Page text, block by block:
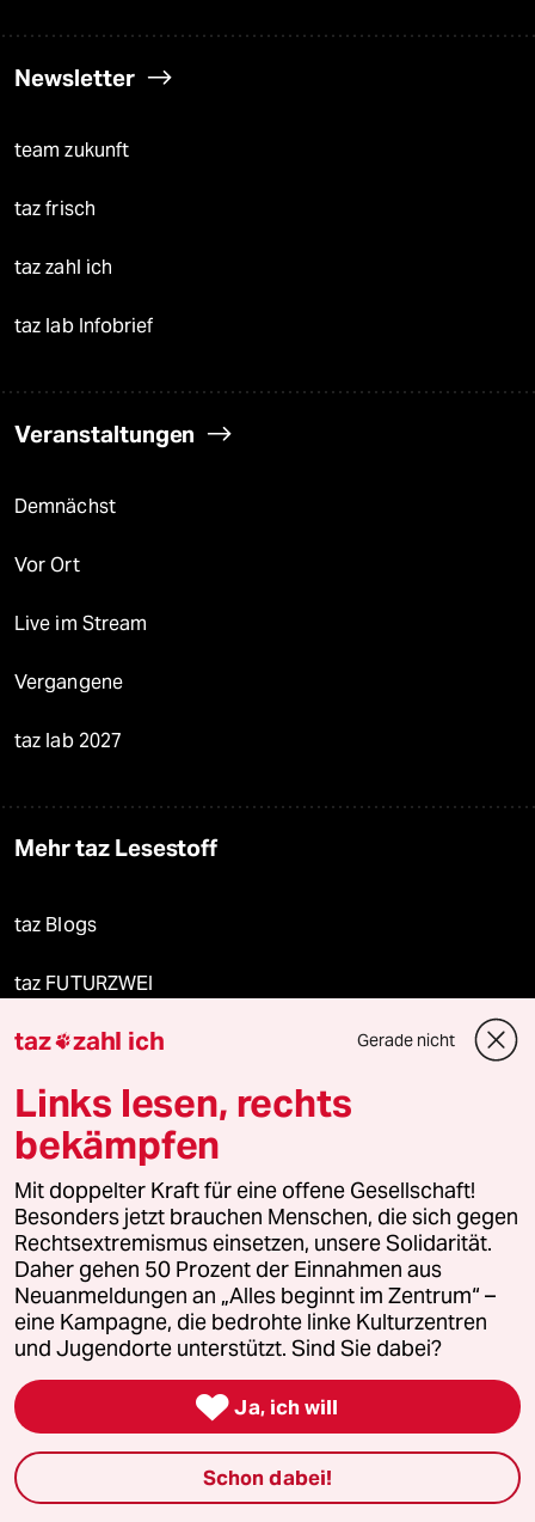
Newsletter
team zukunft
taz frisch
taz zahl ich
taz lab Infobrief
Veranstaltungen
Demnächst
Vor Ort
Live im Stream
Vergangene
taz lab 2027
Mehr taz Lesestoff
taz Blogs
taz FUTURZWEI
Le Monde diplomatique
taz Archiv
Mehr taz Angebote
Reisen
Kantine
Shop
Anzeigen
taz zahl ich Gerade nicht
Links lesen, rechts
bekämpfen
Mit doppelter Kraft für eine offene Gesellschaft!
Besonders jetzt brauchen Menschen, die sich gegen
Rechtsextremismus einsetzen, unsere Solidarität.
Daher gehen 50 Prozent der Einnahmen aus
Neuanmeldungen an „Alles beginnt im Zentrum“ –
eine Kampagne, die bedrohte linke Kulturzentren
und Jugendorte unterstützt. Sind Sie dabei?
 Ja, ich will
Schon dabei!